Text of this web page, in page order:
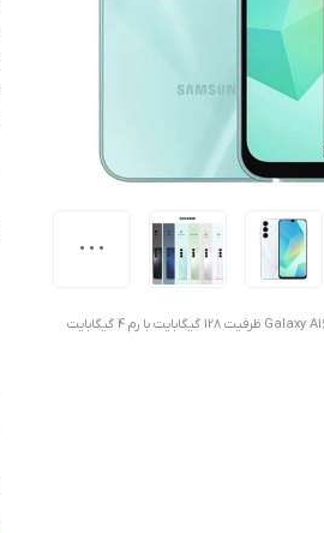
خرید و قیمت گوشی سامسونگ Galaxy A16 4G ظرفیت 128 گیگابایت با رم 4 گیگابایت